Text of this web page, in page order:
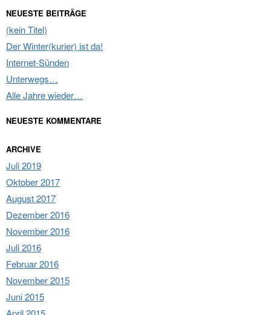
NEUESTE BEITRÄGE
(kein Titel)
Der Winter(kurier) ist da!
Internet-Sünden
Unterwegs…
Alle Jahre wieder…
NEUESTE KOMMENTARE
ARCHIVE
Juli 2019
Oktober 2017
August 2017
Dezember 2016
November 2016
Juli 2016
Februar 2016
November 2015
Juni 2015